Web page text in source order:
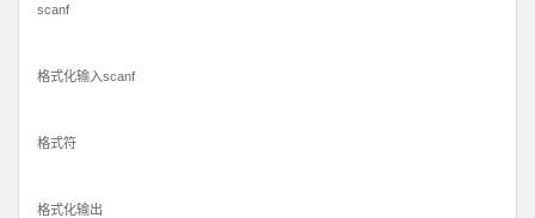
scanf
格式化输入scanf
格式符
格式化输出